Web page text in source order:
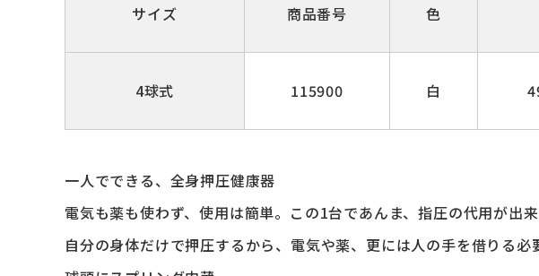
サイズ 商品番号 色
4球式 115900 白
一人でできる、全身押圧健康器
電気も薬も使わず、使用は簡単。この1台であんま、指圧の代用が出来
自分の身体だけで押圧するから、電気や薬、更には人の手を借りる必